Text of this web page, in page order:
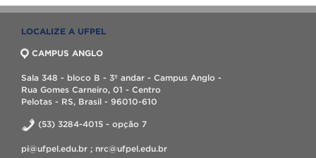
LOCALIZE A UFPEL
CAMPUS ANGLO
Sala 348 - bloco B - 3º andar - Campus Anglo -
Rua Gomes Carneiro, 01 - Centro
Pelotas - RS, Brasil - 96010-610
(53) 3284-4015 - opção 7
pi@ufpel.edu.br ; nrc@ufpel.edu.br